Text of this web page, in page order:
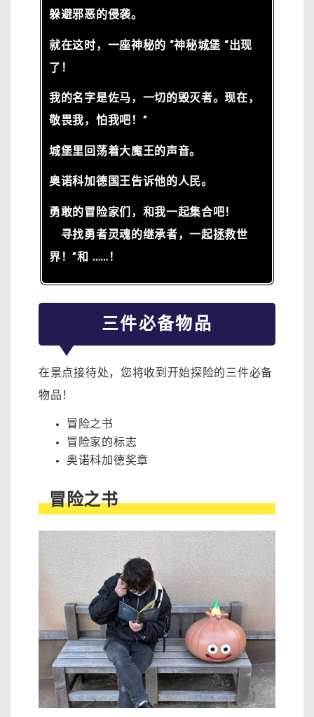
躲避邪恶的侵袭。
就在这时，一座神秘的 “神秘城堡 “出现
了！
我的名字是佐马，一切的毁灭者。现在，
敬畏我，怕我吧！”
城堡里回荡着大魔王的声音。
奥诺科加德国王告诉他的人民。
勇敢的冒险家们，和我一起集合吧！
寻找勇者灵魂的继承者，一起拯救世
界！”和 ……！
三件必备物品
在景点接待处，您将收到开始探险的三件必备
物品！
冒险之书
冒险家的标志
奥诺科加德奖章
冒险之书